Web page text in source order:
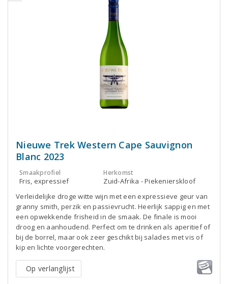
Nieuwe Trek Western Cape Sauvignon
Blanc 2023
Smaakprofiel
Fris, expressief
Herkomst
Zuid-Afrika - Piekenierskloof
Verleidelijke droge witte wijn met een expressieve geur van
granny smith, perzik en passievrucht. Heerlijk sappig en met
een opwekkende frisheid in de smaak. De finale is mooi
droog en aanhoudend. Perfect om te drinken als aperitief of
bij de borrel, maar ook zeer geschikt bij salades met vis of
kip en lichte voorgerechten.
Op verlanglijst